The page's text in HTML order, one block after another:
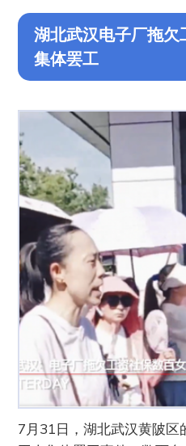
湖北武汉电子厂拖
集体罢工
7月31日，湖北武汉黄陂区